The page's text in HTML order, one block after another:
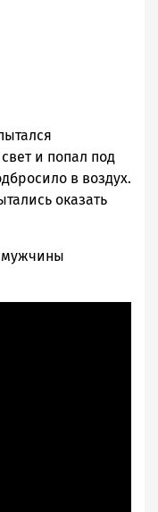
и попал под
в воздух.
оказать
мужчины